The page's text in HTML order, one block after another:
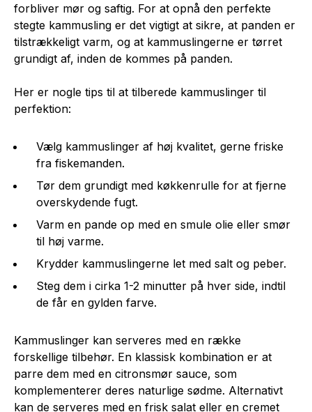
forbliver mør og saftig. For at opnå den perfekte
stegte kammusling er det vigtigt at sikre, at panden er
tilstrækkeligt varm, og at kammuslingerne er tørret
grundigt af, inden de kommes på panden.
Her er nogle tips til at tilberede kammuslinger til
perfektion:
Vælg kammuslinger af høj kvalitet, gerne friske
fra fiskemanden.
Tør dem grundigt med køkkenrulle for at fjerne
overskydende fugt.
Varm en pande op med en smule olie eller smør
til høj varme.
Krydder kammuslingerne let med salt og peber.
Steg dem i cirka 1-2 minutter på hver side, indtil
de får en gylden farve.
Kammuslinger kan serveres med en række
forskellige tilbehør. En klassisk kombination er at
parre dem med en citronsmør sauce, som
komplementerer deres naturlige sødme. Alternativt
kan de serveres med en frisk salat eller en cremet